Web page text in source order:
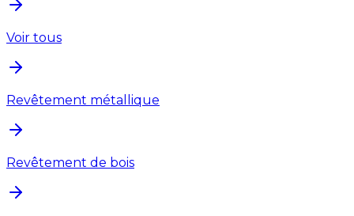
Voir tous
Revêtement métallique
Revêtement de bois